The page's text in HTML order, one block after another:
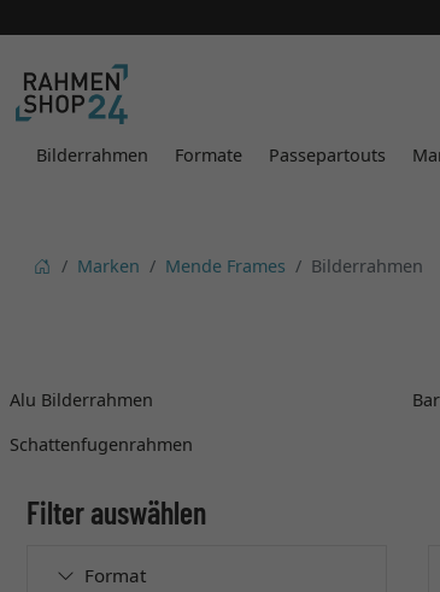
Bilderrahmen Formate Passepartouts
Marken Mende Frames Bilderrahmen
Alu Bilderrahmen
Schattenfugenrahmen
Format